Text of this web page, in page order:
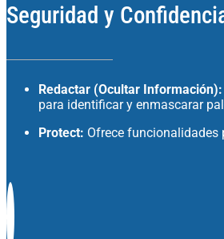
Seguridad y
Redactar (Ocultar Información):
para identificar y enmascarar
Protect: Ofrece funcionalidades